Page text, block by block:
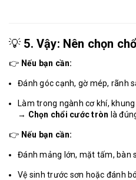
💡 5. Vậy: Nên chọn
👉 Nếu bạn cần:
Đánh góc cạnh, gờ mép, rãnh
Làm trong ngành cơ khí,
→ Chọn chổi cước tròn là
👉 Nếu bạn cần:
Đánh mảng lớn, mặt tấm, bàn
Vệ sinh trước sơn hoặc đánh